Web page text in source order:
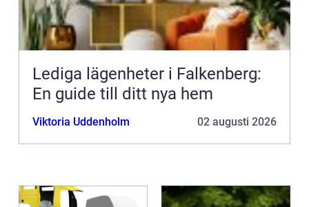
Lediga lägenheter i Falkenberg:
En guide till ditt nya hem
Viktoria Uddenholm 02 augusti 2026